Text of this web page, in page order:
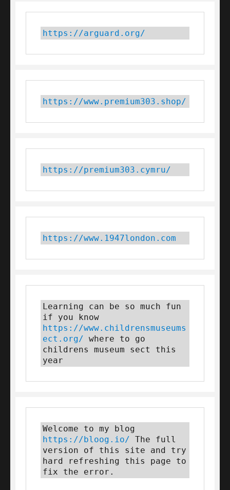
https://arguard.org/
https://www.premium303.shop/
https://premium303.cymru/
https://www.1947london.com
Learning can be so much fun
https://www.childrensmuseums
ect.org/ where to go
childrens museum sect this
year
https://bloog.io/ The full
version of this site and try
hard refreshing this page to
fix the error.